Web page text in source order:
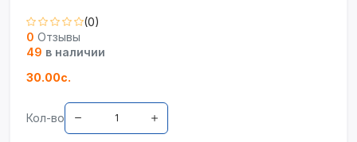
(0)
0 Отзывы
49 в наличии
30.00с.
Кол-во